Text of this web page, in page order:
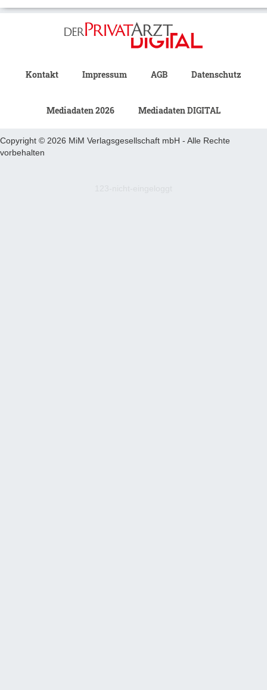
Kontakt Impressum AGB Datenschutz
Mediadaten 2026 Mediadaten DIGITAL
Copyright © 2026 MiM Verlagsgesellschaft mbH - Alle Rechte
vorbehalten